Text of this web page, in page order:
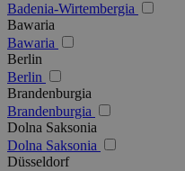
Badenia-Wirtembergia
Bawaria
Bawaria
Berlin
Berlin
Brandenburgia
Brandenburgia
Dolna Saksonia
Dolna Saksonia
Düsseldorf